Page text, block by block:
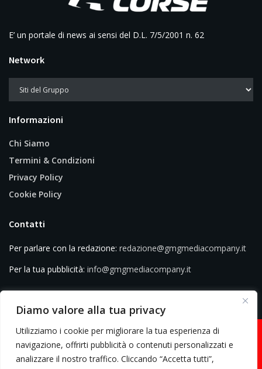
Diamo valore alla tua privacy
Utilizziamo i cookie per migliorare la tua esperienza di
navigazione, offrirti pubblicità o contenuti personalizzati e
analizzare il nostro traffico. Cliccando “Accetta tutti”,
E’ un portale di news ai sensi del D.L. 7/5/2001 n. 62
Network
Informazioni
Chi Siamo
Termini & Condizioni
Privacy Policy
Cookie Policy
Contatti
Per parlare con la redazione: redazione@gmgmediacompany.it
Per la tua pubblicità: info@gmgmediacompany.it